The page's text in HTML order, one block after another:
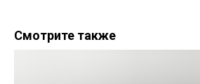
Смотрите также